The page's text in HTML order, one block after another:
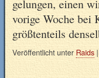
gelungen, einen
vorige Woche bei
größtenteils
Veröffentlicht unterRaids |